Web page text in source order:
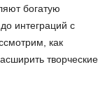
богатую
интеграций с
как
творческие